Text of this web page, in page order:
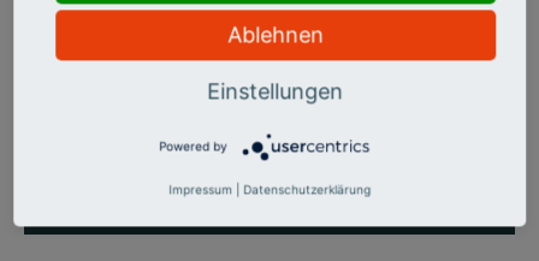
Ablehnen
Einstellungen
Powered by
Impressum Datenschutzerklärung